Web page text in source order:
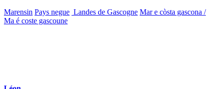
Marensin Pays negue Landes de Gascogne Mar e còsta gascona /
Ma é coste gascoune